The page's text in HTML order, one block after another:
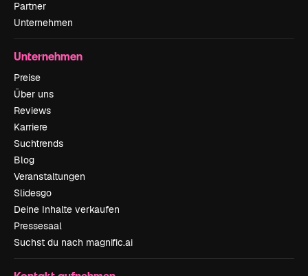
Partner
Unternehmen
Unternehmen
Preise
Über uns
Reviews
Karriere
Suchtrends
Blog
Veranstaltungen
Slidesgo
Deine Inhalte verkaufen
Pressesaal
Suchst du nach magnific.ai